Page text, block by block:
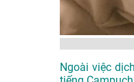
Ngoài việc